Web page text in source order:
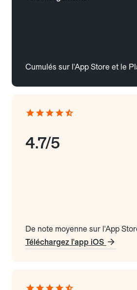
Cumulés sur l'App Store et le
4.7/5
De note moyenne sur l'App
Téléchargez l'app iOS